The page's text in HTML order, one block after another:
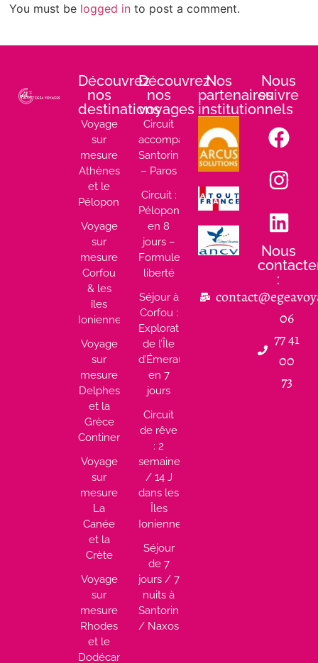
You must be logged in to post a comment.
Découvrez
nos
destinations
Voyage
sur
mesure
Athènes
et le
Péloponnèse
Voyage
sur
mesure
Corfou
& les
îles
Ioniennes
Voyage
sur
mesure
Delphes
et la
Grèce
Continentale
Voyage
sur
mesure
La
Canée
et la
Crète
Voyage
sur
mesure
Rhodes
et le
Dodécanèse
Découvrez
nos
voyages
Circuit
accompagné
Santorin
– Paros
Circuit :
Péloponnèse
en 8
jours –
Formule
liberté
Séjour à
Corfou :
Exploration
de l’Île
d’Émeraude
en 7
jours
Circuit
de rêve
: 2
semaines
/ 14 J
dans les
Îles
Ioniennes
Séjour
de 7
jours / 7
nuits à
Santorin
/ Naxos
Nos
partenaires
institutionnels
Nous
suivre
:
Nous
:
06
77 41
00
73